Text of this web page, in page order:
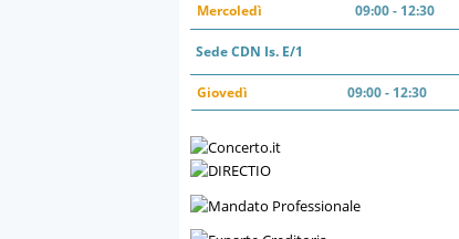
Mercoledì 09:00 - 12:30
Sede CDN Is. E/1
Giovedì 09:00 - 12:30